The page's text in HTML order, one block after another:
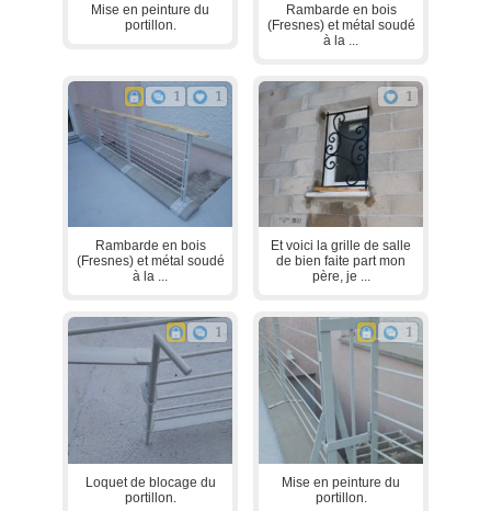
Mise en peinture du
portillon.
Rambarde en bois
(Fresnes) et métal soudé
à la ...
1 1
Rambarde en bois
(Fresnes) et métal soudé
à la ...
1
Et voici la grille de salle
de bien faite part mon
père, je ...
1
Loquet de blocage du
portillon.
1
Mise en peinture du
portillon.